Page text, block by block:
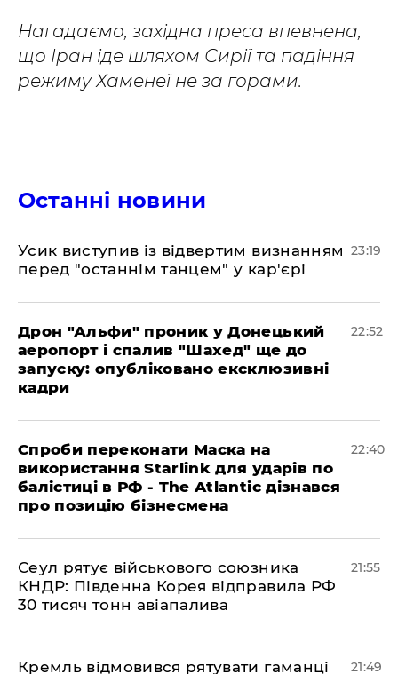
Нагадаємо, західна преса впевнена,
що Іран іде шляхом Сирії та падіння
режиму Хаменеї не за горами.
Останні новини
​Усик виступив із відвертим визнанням
перед "останнім танцем" у кар'єрі
23:19
​Дрон "Альфи" проник у Донецький
аеропорт і спалив "Шахед" ще до
запуску: опубліковано ексклюзивні
кадри
22:52
​Спроби переконати Маска на
використання Starlink для ударів по
балістиці в РФ - The Atlantic дізнався
про позицію бізнесмена
22:40
​Сеул рятує військового союзника
КНДР: Південна Корея відправила РФ
30 тисяч тонн авіапалива
21:55
​Кремль відмовився рятувати гаманці 21:49